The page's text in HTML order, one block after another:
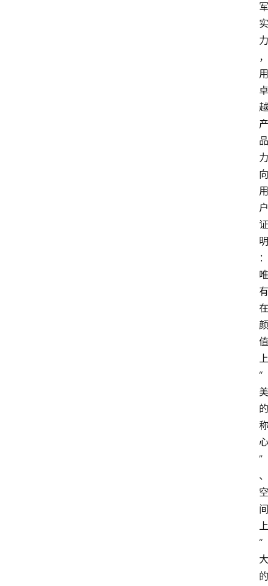
军
实
力
，
用
卓
越
产
品
力
向
用
户
证
明
：
唯
有
在
颜
值
上
“
美
的
称
心
”
、
空
间
上
“
大
的